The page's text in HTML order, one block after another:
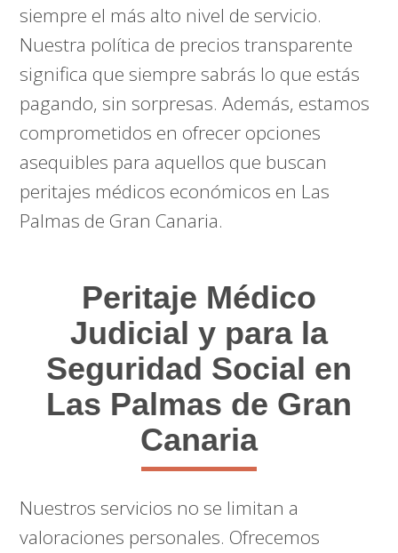
siempre el más alto nivel de servicio.
Nuestra política de precios transparente
significa que siempre sabrás lo que estás
pagando, sin sorpresas. Además, estamos
comprometidos en ofrecer opciones
asequibles para aquellos que buscan
peritajes médicos económicos en Las
Palmas de Gran Canaria.
Peritaje Médico
Judicial y para la
Seguridad Social en
Las Palmas de Gran
Canaria
Nuestros servicios no se limitan a
valoraciones personales. Ofrecemos